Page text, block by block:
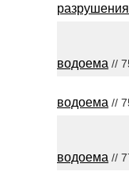
водоема //
водоема //
водоема //